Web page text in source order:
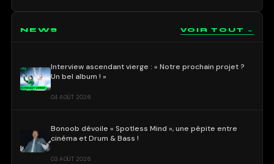
NEWS VOIR TOUT →
Interview ascendant vierge : « Notre prochain projet ?
Un bel album ! »
04 AOÛT 2026
Bonoob dévoile « Spotless Mind », une pépite entre
cinéma et Drum & Bass !
03 AOÛT 2026